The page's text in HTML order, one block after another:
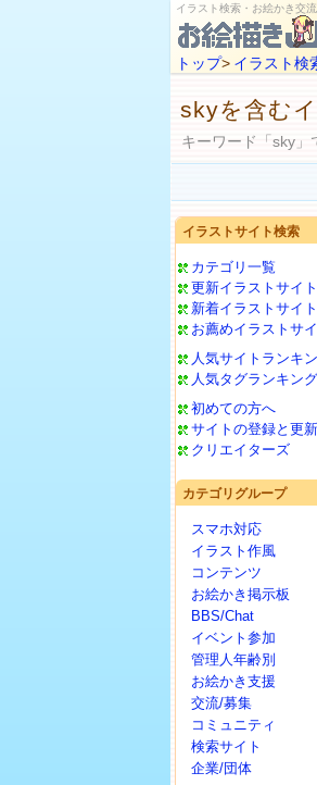
イラスト検索・お絵かき交流
トップ> イラスト検
skyを含む
キーワード「sky」
イラストサイト検索
カテゴリ一覧
更新イラストサイト
新着イラストサイト
お薦めイラストサ
人気サイトランキ
人気タグランキング
初めての方へ
サイトの登録と更新
クリエイターズ
カテゴリグループ
スマホ対応
イラスト作風
コンテンツ
お絵かき掲示板
BBS/Chat
イベント参加
管理人年齢別
お絵かき支援
交流/募集
コミュニティ
検索サイト
企業/団体